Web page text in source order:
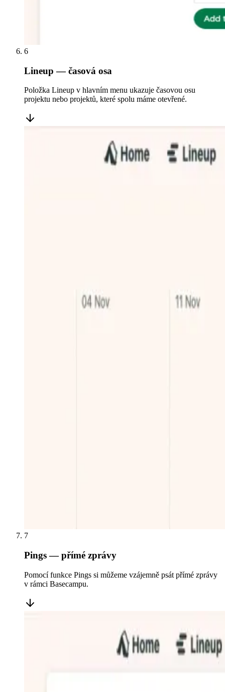
6
Lineup — časová osa
Položka Lineup v hlavním menu ukazuje časovou osu
projektu nebo projektů, které spolu máme otevřené.
7
Pings — přímé zprávy
Pomocí funkce Pings si můžeme vzájemně psát přímé zprávy
v rámci Basecampu.